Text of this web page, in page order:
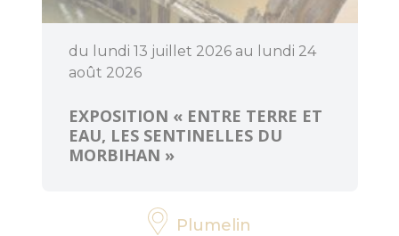
du lundi 13 juillet 2026 au lundi 24
août 2026
EXPOSITION « ENTRE TERRE ET
EAU, LES SENTINELLES DU
MORBIHAN »
Plumelin